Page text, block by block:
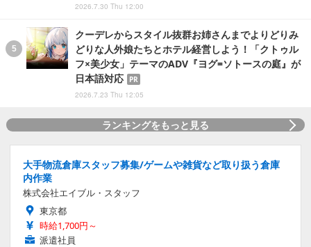
2026.7.30 Thu 12:00
クーデレからスタイル抜群お姉さんまでよりどりみ
どりな人外娘たちとホテル経営しよう！「クトゥル
フ×美少女」テーマのADV『ヨグ=ソトースの庭』が
日本語対応
PR
2026.7.23 Thu 12:05
ランキングをもっと見る
大手物流倉庫スタッフ募集/ゲームや雑貨など取り扱う倉庫
内作業
株式会社エイブル・スタッフ
東京都
時給1,700円～
派遣社員